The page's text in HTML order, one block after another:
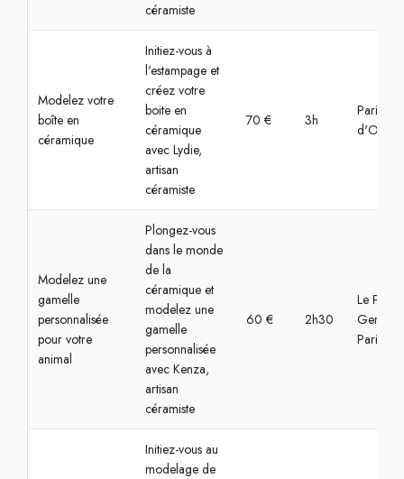
céramiste
Modelez votre
boîte en
céramique
Initiez-vous à
l'estampage et
créez votre
boite en
céramique
avec Lydie,
artisan
céramiste
70 € 3h
Paris,
d'Oise
Modelez une
gamelle
personnalisée
pour votre
animal
Plongez-vous
dans le monde
de la
céramique et
modelez une
gamelle
personnalisée
avec Kenza,
artisan
céramiste
60 € 2h30
Le Pré-
Gervais,
Paris
Initiez-vous au
modelage de